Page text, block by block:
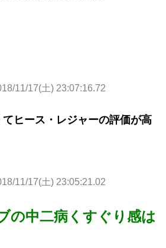
11/17(土) 23:07:16.72
ヒース・レジャーの評価が高
11/17(土) 23:05:21.02
の中二病くすぐり感は